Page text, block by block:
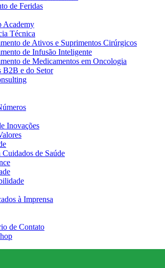
de Feridas
Academy
Técnica
de Ativos e Suprimentos Cirúrgicos
de Infusão Inteligente
de Medicamentos em Oncologia
B2B e do Setor
Inovações
Cuidados de Saúde
à Imprensa
de Contato